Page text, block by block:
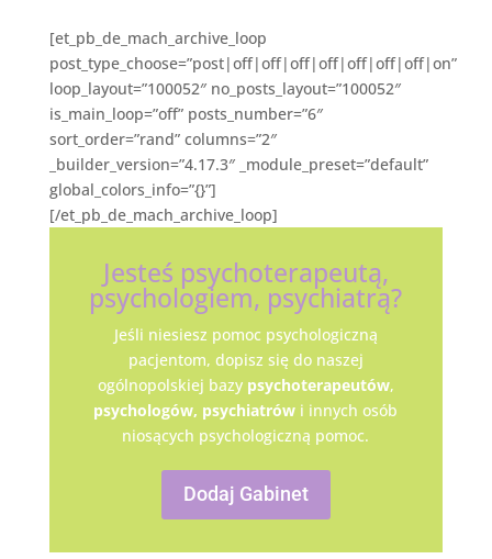
[et_pb_de_mach_archive_loop
post_type_choose=”post|off|off|off|off|off|off|off|on”
loop_layout=”100052″ no_posts_layout=”100052″
is_main_loop=”off” posts_number=”6″
sort_order=”rand” columns=”2″
_builder_version=”4.17.3″ _module_preset=”default”
global_colors_info=”{}”]
[/et_pb_de_mach_archive_loop]
Jesteś psychoterapeutą,
psychologiem, psychiatrą?
Jeśli niesiesz pomoc psychologiczną
pacjentom, dopisz się do naszej
ogólnopolskiej bazy psychoterapeutów,
psychologów, psychiatrów i innych osób
niosących psychologiczną pomoc.
Dodaj Gabinet